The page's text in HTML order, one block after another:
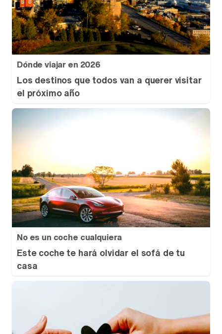
Dónde viajar en 2026
Los destinos que todos van a querer visitar
el próximo año
No es un coche cualquiera
Este coche te hará olvidar el sofá de tu
casa